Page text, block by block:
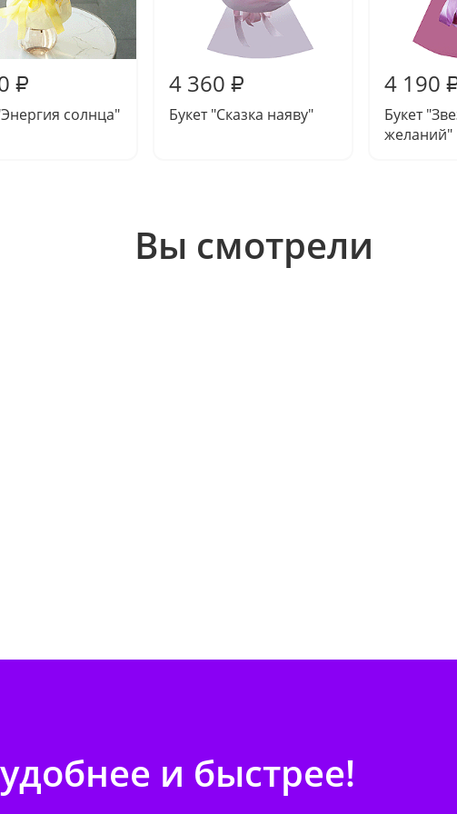
₽
солнца"
4 360 ₽
Букет "Сказка наяву"
4 190
Букет
желаний"
Вы смотрели
и быстрее!